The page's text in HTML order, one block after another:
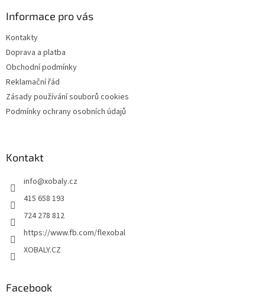
Informace pro vás
Kontakty
Doprava a platba
Obchodní podmínky
Reklamační řád
Zásady používání souborů cookies
Podmínky ochrany osobních údajů
Kontakt
info@xobaly.cz
415 658 193
724 278 812
https://www.fb.com/flexobal
XOBALY.CZ
Facebook